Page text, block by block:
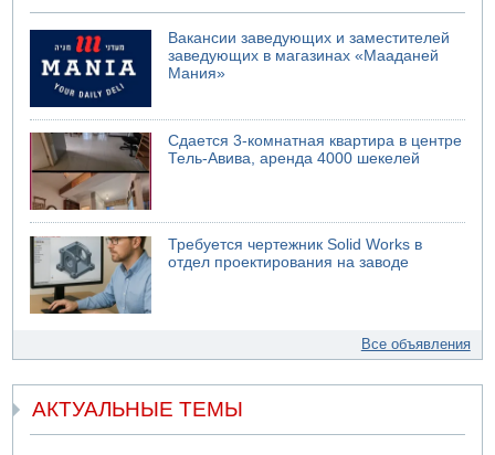
Вакансии заведующих и заместителей
заведующих в магазинах «Мааданей
Мания»
Сдается 3-комнатная квартира в центре
Тель-Авива, аренда 4000 шекелей
Требуется чертежник Solid Works в
отдел проектирования на заводе
Все объявления
АКТУАЛЬНЫЕ ТЕМЫ